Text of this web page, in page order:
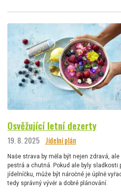
Osvěžující letní dezerty
19. 8. 2025 Jídelní plán
Naše strava by měla být nejen zdravá,
pestrá a chutná. Pokud ale byly sladkosti
jídelníčku, může být náročné je úplně
tedy správný vývěr a dobré plánování.